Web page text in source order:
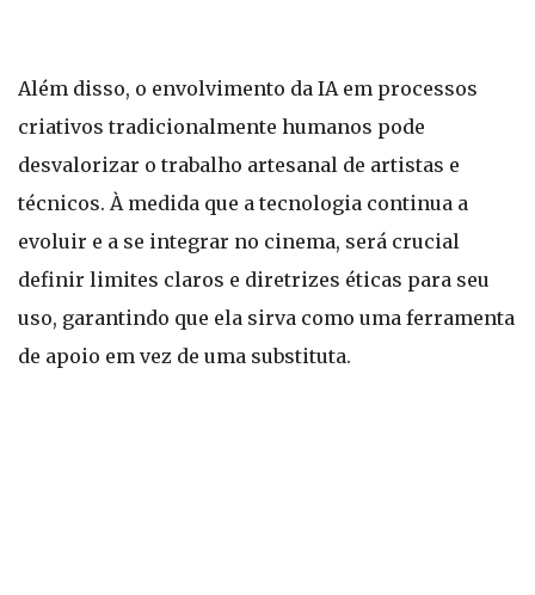
Além disso, o envolvimento da IA em processos
criativos tradicionalmente humanos pode
desvalorizar o trabalho artesanal de artistas e
técnicos. À medida que a tecnologia continua a
evoluir e a se integrar no cinema, será crucial
definir limites claros e diretrizes éticas para seu
uso, garantindo que ela sirva como uma ferramenta
de apoio em vez de uma substituta.